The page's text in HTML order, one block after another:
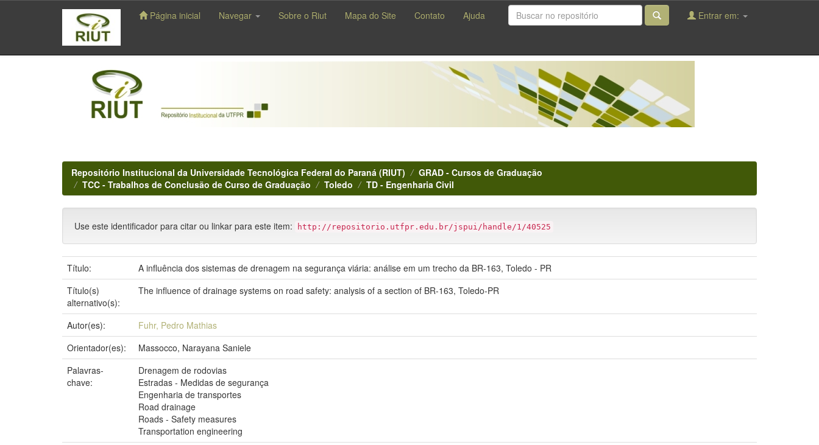
navigation
Página inicial Navegar Sobre o Riut Mapa do Site Contato Ajuda Entrar em:
Repositório Institucional da Universidade Tecnológica Federal do Paraná (RIUT)
GRAD - Cursos de Graduação
TCC - Trabalhos de Conclusão de Curso de Graduação
Toledo TD - Engenharia Civil
Use este identificador para citar ou linkar para este item: http://repositorio.utfpr.edu.br/jspui/handle/1/40525
Título:
A influência dos sistemas de drenagem na segurança viária: análise em um trecho da BR-163, Toledo - PR
Título(s)
alternativo(s):
The influence of drainage systems on road safety: analysis of a section of BR-163, Toledo-PR
Autor(es):
Fuhr, Pedro Mathias
Orientador(es):
Massocco, Narayana Saniele
Palavras-
chave:
Drenagem de rodovias
Estradas - Medidas de segurança
Engenharia de transportes
Road drainage
Roads - Safety measures
Transportation engineering